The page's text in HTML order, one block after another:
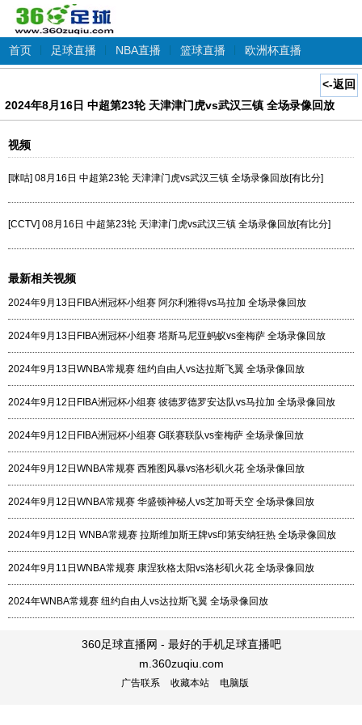
首页 足球直播 NBA直播 篮球直播 欧洲杯直播
<-返回
2024年8月16日 中超第23轮 天津津门虎vs武汉三镇 全场录像回放
视频
[咪咕] 08月16日 中超第23轮 天津津门虎vs武汉三镇 全场录像回放[有比分]
[CCTV] 08月16日 中超第23轮 天津津门虎vs武汉三镇 全场录像回放[有比分]
最新相关视频
2024年9月13日FIBA洲冠杯小组赛 阿尔利雅得vs马拉加 全场录像回放
2024年9月13日FIBA洲冠杯小组赛 塔斯马尼亚蚂蚁vs奎梅萨 全场录像回放
2024年9月13日WNBA常规赛 纽约自由人vs达拉斯飞翼 全场录像回放
2024年9月12日FIBA洲冠杯小组赛 彼德罗德罗安达队vs马拉加 全场录像回放
2024年9月12日FIBA洲冠杯小组赛 G联赛联队vs奎梅萨 全场录像回放
2024年9月12日WNBA常规赛 西雅图风暴vs洛杉矶火花 全场录像回放
2024年9月12日WNBA常规赛 华盛顿神秘人vs芝加哥天空 全场录像回放
2024年9月12日 WNBA常规赛 拉斯维加斯王牌vs印第安纳狂热 全场录像回放
2024年9月11日WNBA常规赛 康涅狄格太阳vs洛杉矶火花 全场录像回放
2024年WNBA常规赛 纽约自由人vs达拉斯飞翼 全场录像回放
360足球直播网 - 最好的手机足球直播吧
m.360zuqiu.com
广告联系 收藏本站 电脑版